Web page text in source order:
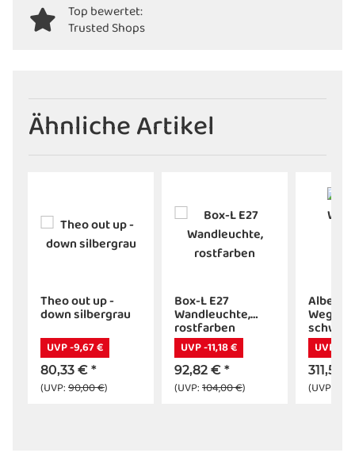
Top bewertet:
Trusted Shops
Ähnliche Artikel
Theo out up -
down silbergrau
UVP -9,67 €
80,33 € *
(UVP:90,00 €)
Box-L E27
Wandleuchte,
rostfarben
UVP -11,18 €
92,82 € *
(UVP:104,00 €)
Albert
604139
UVP -
311,58
(UVP: